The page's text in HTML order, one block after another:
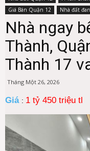
Giá Bán Quận 12
Nhà đất
Nhà ngay
Thành,
Thành 17
Tháng Một 26, 2026
Giá : 1 tỷ 450 triệu tl